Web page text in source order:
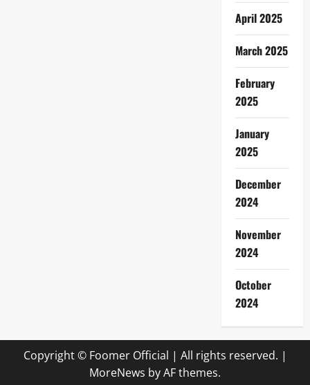
April 2025
March 2025
February
2025
January
2025
December
2024
November
2024
October
2024
Copyright © Foomer Official | All rights reserved. |
MoreNews by AF themes.